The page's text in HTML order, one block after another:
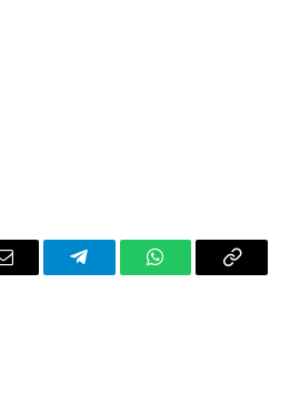
Email TelegramWhatsAppCopy